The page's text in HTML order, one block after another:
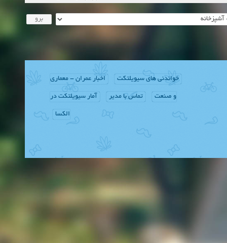
خواندنی های سیویلتکت اخبار عمران - معماری
و صنعت تماس با مدیر آمار سیویلتکت در
الکسا